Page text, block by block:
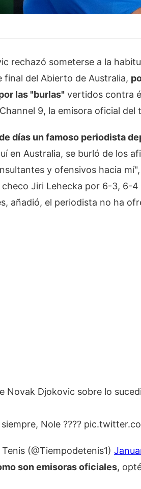
rechazó someterse a la
final del Abierto de Australia,
las "burlas" vertidos contra
Channel 9, la emisora oficial del
días un famoso periodista
en Australia, se burló de los
y ofensivos hacia
Jiri Lehecka por 6-3, 6-
añadió, el periodista no ha
Novak Djokovic sobre lo
Nole ????
(@Tiempodetenis1)
son emisoras oficiales,